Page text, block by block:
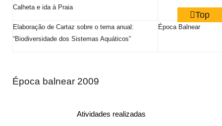
Calheta e ida à Praia
Elaboração de Cartaz sobre o tema anual:
“Biodiversidade dos Sistemas Aquáticos”
Época Balnear
Época balnear 2009
Atividades realizadas
Top